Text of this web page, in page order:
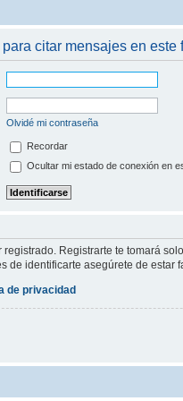
citar mensajes en este
Olvidé mi contraseña
Recordar
Ocultar mi estado de conexión en
registrado. Registrarte te tomará
de identificarte asegúrete de
de privacidad